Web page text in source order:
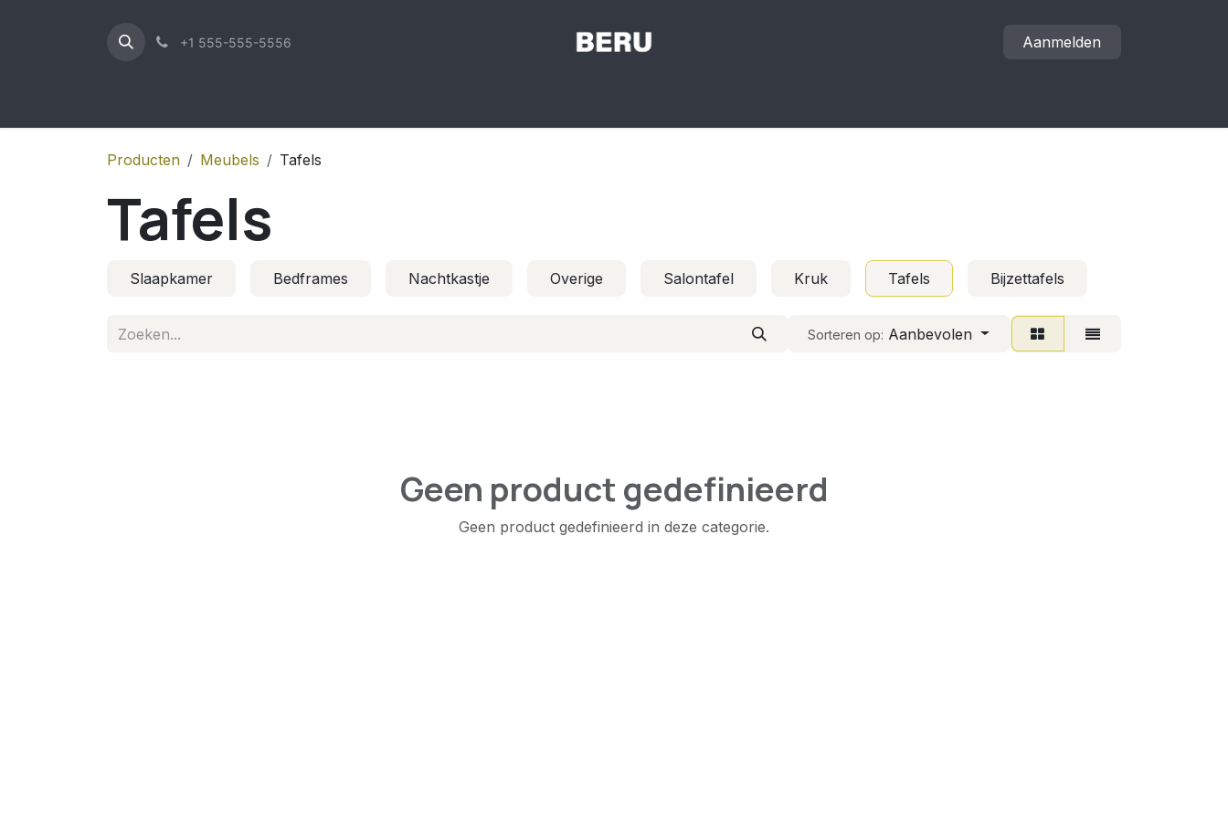
+1 555-555-5556 Aanmelden
Producten Meubels Tafels
Tafels
Slaapkamer Bedframes Nachtkastje Overige Salontafel Kruk Tafels Bijzettafels
Sorteren op: Aanbevolen
Geen product gedefinieerd
Geen product gedefinieerd in deze categorie.